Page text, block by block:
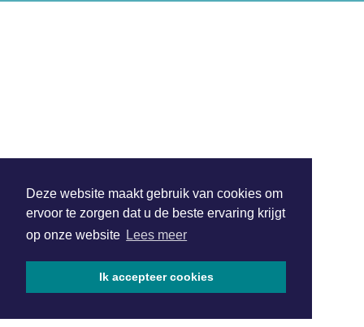
Deze website maakt gebruik van cookies om
ervoor te zorgen dat u de beste ervaring krijgt
op onze website Lees meer
Ik accepteer cookies